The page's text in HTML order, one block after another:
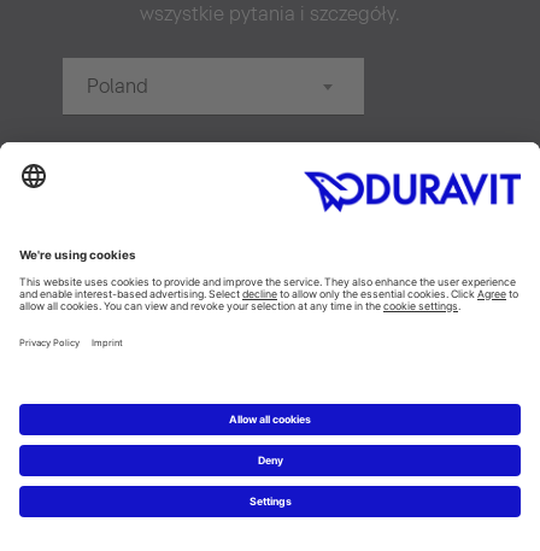
wszystkie pytania i szczegóły.
Poland
20 km
Nowość